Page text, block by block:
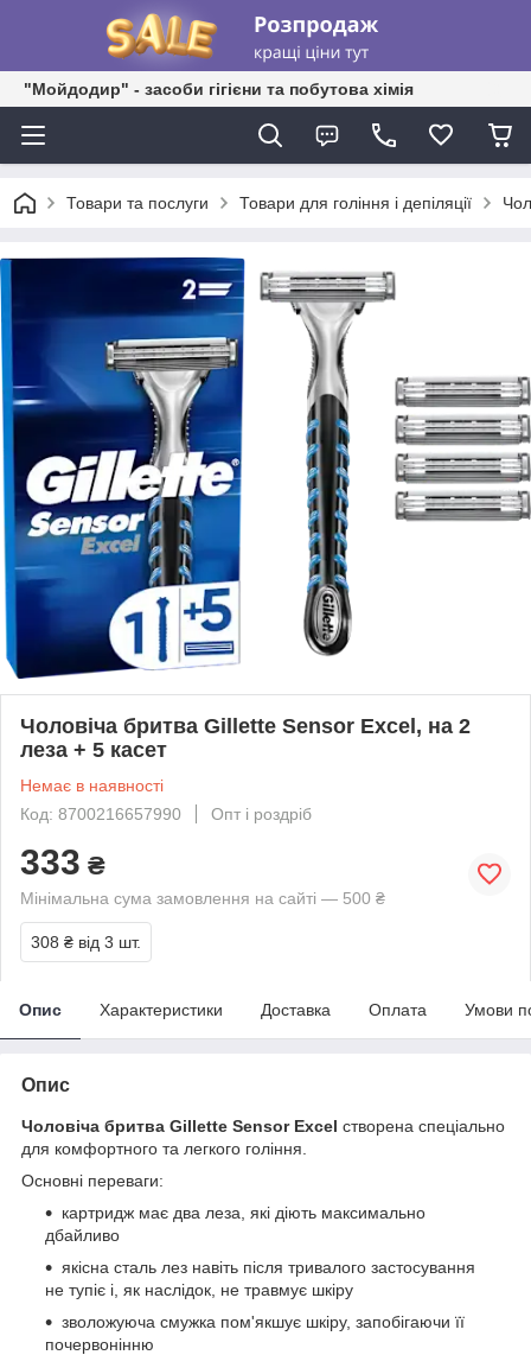
"Мойдодир" - засоби гігієни та побутова хімія
Товари та послуги Товари для гоління і депіляції
Чоловіча бритва Gillette Sensor Excel, на 2
леза + 5 касет
Немає в наявності
Код: 8700216657990
Опт і роздріб
333 ₴
Мінімальна сума замовлення на сайті — 500 ₴
308 ₴ від 3 шт.
Опис Характеристики Доставка Оплата Умови
Опис
Чоловіча бритва Gillette Sensor Excel створена спеціально
для комфортного та легкого гоління.
Основні переваги:
картридж має два леза, які діють максимально
дбайливо
якісна сталь лез навіть після тривалого застосування
не тупіє і, як наслідок, не травмує шкіру
зволожуюча смужка пом'якшує шкіру, запобігаючи її
почервонінню